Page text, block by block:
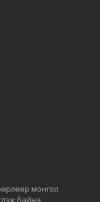
монгол
байна.